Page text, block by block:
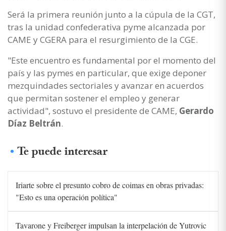
Será la primera reunión junto a la cúpula de la CGT,
tras la unidad confederativa pyme alcanzada por
CAME y CGERA para el resurgimiento de la CGE.
"Este encuentro es fundamental por el momento del
país y las pymes en particular, que exige deponer
mezquindades sectoriales y avanzar en acuerdos
que permitan sostener el empleo y generar
actividad", sostuvo el presidente de CAME, Gerardo
Díaz Beltrán.
Te puede interesar
Iriarte sobre el presunto cobro de coimas en obras privadas:
"Esto es una operación política"
Tavarone y Freiberger impulsan la interpelación de Yutrovic